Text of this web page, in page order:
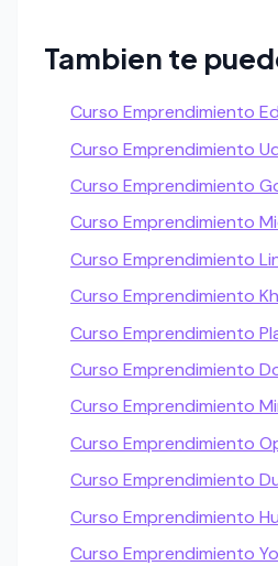
Tambien te
Curso Emprendimiento
Curso Emprendimiento
Curso Emprendimiento
Curso Emprendimiento
Curso Emprendimiento
Curso Emprendimiento
Curso Emprendimiento
Curso Emprendimiento
Curso Emprendimiento
Curso Emprendimiento
Curso Emprendimiento
Curso Emprendimiento
Curso Emprendimiento